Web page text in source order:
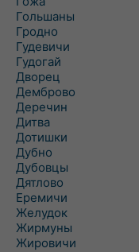
Гольшаны
Гродно
Гудевичи
Гудогай
Дворец
Демброво
Деречин
Дитва
Дотишки
Дубно
Дубовцы
Дятлово
Еремичи
Желудок
Жирмуны
Жировичи